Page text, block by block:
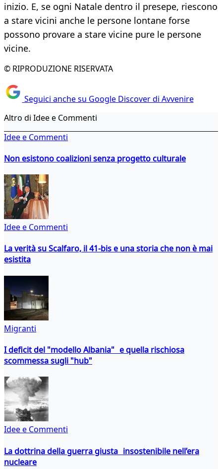
inizio. E, se ogni Natale dentro il presepe, riescono
a stare vicini anche le persone lontane forse
possono provare a stare vicine pure le persone
vicine.
© RIPRODUZIONE RISERVATA
Seguici anche su Google Discover di Avvenire
Altro di Idee e Commenti
Idee e Commenti
Non esistono coalizioni senza progetto culturale
Idee e Commenti
La verità su Scalfaro, il 41-bis e una storia che non è mai
esistita
Migranti
I deficit del "modello Albania" e quella rischiosa
scommessa sugli "hub"
Idee e Commenti
La dottrina della guerra giusta insostenibile nell’era
nucleare